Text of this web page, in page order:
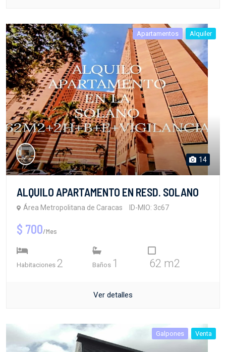
Apartamentos Alquiler
14
ALQUILO APARTAMENTO EN RESD. SOLANO
Área Metropolitana de Caracas ID-MIO: 3c67
$ 700/Mes
Habitaciones 2 Baños 1 62 m2
Ver detalles
Galpones Venta